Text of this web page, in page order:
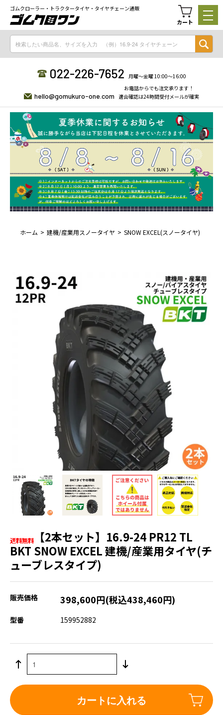
ゴムクローラー・トラクタータイヤ・タイヤチェーン通販
カート
022-226-7652 月曜〜金曜 10:00〜16:00
hello@gomukuro-one.com
お電話からでも注文承ります！
適合確認は24時間受付メールが確実
ホーム 建機/産業用スノータイヤ SNOW EXCEL(スノータイヤ)
【2本セット】16.9-24 PR12 TL
BKT SNOW EXCEL 建機/産業用タイヤ(チ
ューブレスタイプ)
販売価格 398,600円(税込438,460円)
型番 159952882
カートに入れる